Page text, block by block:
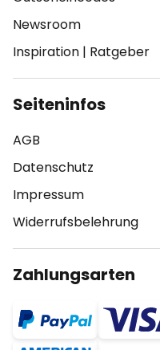
Newsroom
Inspiration | Ratgeber
Seiteninfos
AGB
Datenschutz
Impressum
Widerrufsbelehrung
Zahlungsarten